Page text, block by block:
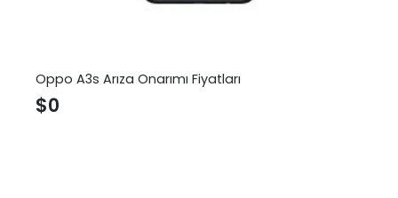
Oppo A3s Arıza Onarımı Fiyatları
$0